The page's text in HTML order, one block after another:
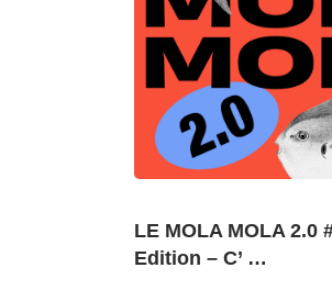
LE MOLA MOLA 2.0
Edition – C’ …